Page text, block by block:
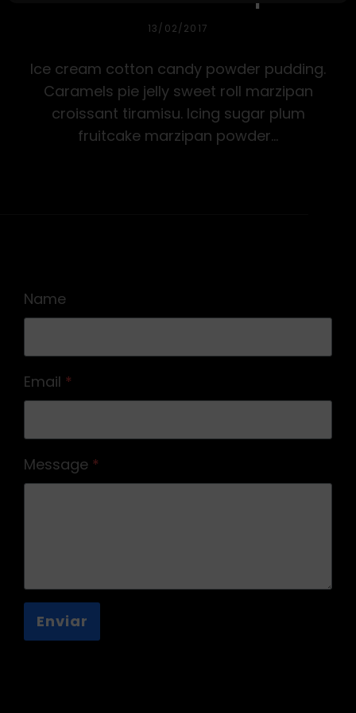
PUBLICADA
13/02/2017
Ice cream cotton candy powder pudding.
Caramels pie jelly sweet roll marzipan
croissant tiramisu. Icing sugar plum
fruitcake marzipan powder…
Name
Email *
Message *
Enviar